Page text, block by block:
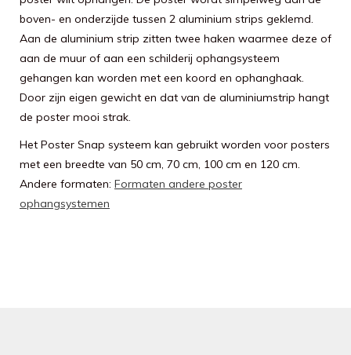
boven- en onderzijde tussen 2 aluminium strips geklemd.
Aan de aluminium strip zitten twee haken waarmee deze of
aan de muur of aan een schilderij ophangsysteem
gehangen kan worden met een koord en ophanghaak.
Door zijn eigen gewicht en dat van de aluminiumstrip hangt
de poster mooi strak.
Het Poster Snap systeem kan gebruikt worden voor posters
met een breedte van 50 cm, 70 cm, 100 cm en 120 cm.
Andere formaten: Formaten andere poster
ophangsystemen